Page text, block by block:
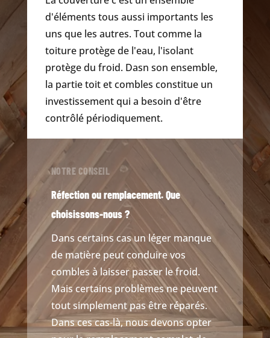
d'éléments tous aussi importants les
uns que les autres. Tout comme la
toiture protège de l'eau, l'isolant
protège du froid. Dasn son ensemble,
la partie toit et combles constitue un
investissement qui a besoin d'être
contrôlé périodiquement.
NOTRE CONSEIL
Réfection ou remplacement. Que
choisissons-nous ?
Dans certains cas un léger manque
de matière peut conduire vos
combles à laisser passer le froid.
Mais certains problèmes ne peuvent
tout simplement pas être réparés.
Dans ces cas-là, nous devons opter